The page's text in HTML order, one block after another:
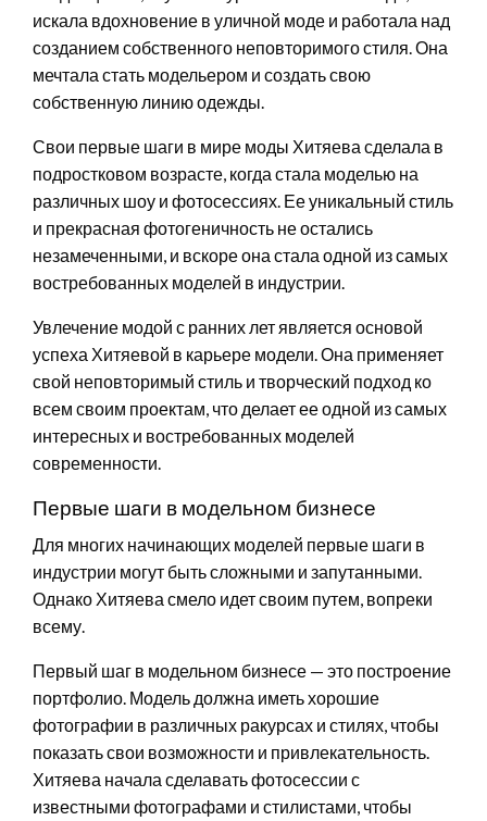
искала вдохновение в уличной моде и работала над
созданием собственного неповторимого стиля. Она
мечтала стать модельером и создать свою
собственную линию одежды.
Свои первые шаги в мире моды Хитяева сделала в
подростковом возрасте, когда стала моделью на
различных шоу и фотосессиях. Ее уникальный стиль
и прекрасная фотогеничность не остались
незамеченными, и вскоре она стала одной из самых
востребованных моделей в индустрии.
Увлечение модой с ранних лет является основой
успеха Хитяевой в карьере модели. Она применяет
свой неповторимый стиль и творческий подход ко
всем своим проектам, что делает ее одной из самых
интересных и востребованных моделей
современности.
Первые шаги в модельном бизнесе
Для многих начинающих моделей первые шаги в
индустрии могут быть сложными и запутанными.
Однако Хитяева смело идет своим путем, вопреки
всему.
Первый шаг в модельном бизнесе — это построение
портфолио. Модель должна иметь хорошие
фотографии в различных ракурсах и стилях, чтобы
показать свои возможности и привлекательность.
Хитяева начала сделавать фотосессии с
известными фотографами и стилистами, чтобы